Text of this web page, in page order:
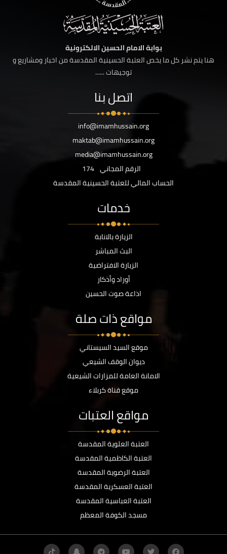
بوابة الامام الحسين الالكترونية
هنا يتم نشر كل ما يخص العتبة الحسينية المقدسة من اخبار ومشاريع و
توجيهات ......
اتصل بنا
info@imamhussain.org
maktab@imamhussain.org
media@imamhussain.org
الرقم المجاني 174
الحساب المالي للعتبة الحسينية المقدسة
خدمات
الزيارة بالانابة
البث المباشر
الزيارة الافتراضية
أوراد وأذكار
اذاعة صوت الحسين
مواقع ذات صلة
موقع السيد السيستاني
ديوان الوقف الشيعي
الامانة العامة للمزارات الشيعية
موقع قناة كربلاء
مواقع العتبات
العتبة العلوية المقدسة
العتبة الكاظمية المقدسة
العتبة الرضوية المقدسة
العتبة العسكرية المقدسة
العتبة العباسية المقدسة
مسجد الكوفة المعظم